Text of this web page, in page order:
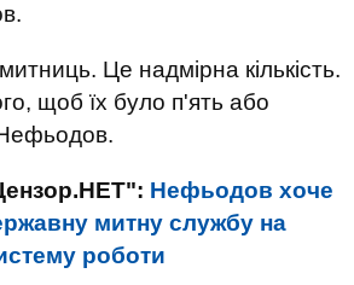
Це надмірна кількість.
щоб їх було п'ять або
Нефьодов хоче
митну службу на
роботи